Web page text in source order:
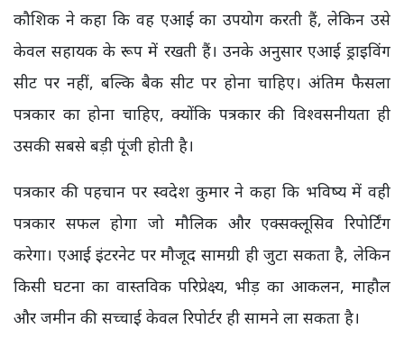
कौशिक ने कहा कि वह एआई का उपयोग करती हैं, लेकिन उसे
केवल सहायक के रूप में रखती हैं। उनके अनुसार एआई ड्राइविंग
सीट पर नहीं, बल्कि बैक सीट पर होना चाहिए। अंतिम फैसला
पत्रकार का होना चाहिए, क्योंकि पत्रकार की विश्वसनीयता ही
उसकी सबसे बड़ी पूंजी होती है।
पत्रकार की पहचान पर स्वदेश कुमार ने कहा कि भविष्य में वही
पत्रकार सफल होगा जो मौलिक और एक्सक्लूसिव रिपोर्टिंग
करेगा। एआई इंटरनेट पर मौजूद सामग्री ही जुटा सकता है, लेकिन
किसी घटना का वास्तविक परिप्रेक्ष्य, भीड़ का आकलन, माहौल
और जमीन की सच्चाई केवल रिपोर्टर ही सामने ला सकता है।